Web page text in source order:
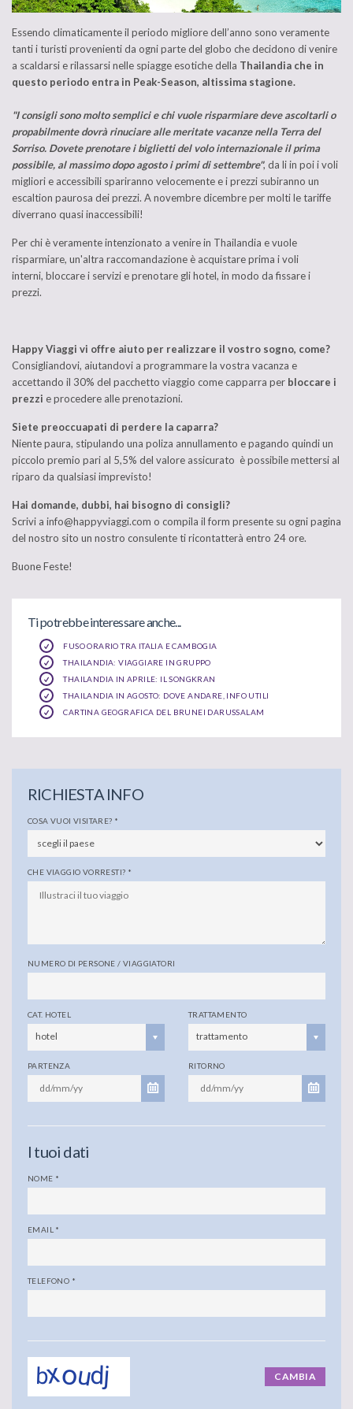
Essendo climaticamente il periodo migliore dell’anno sono veramente
tanti i turisti provenienti da ogni parte del globo che decidono di venire
a scaldarsi e rilassarsi nelle spiagge esotiche della Thailandia che in
questo periodo entra in Peak-Season, altissima stagione.
"I consigli sono molto semplici e chi vuole risparmiare deve ascoltarli o
propabilmente dovrà rinuciare alle meritate vacanze nella Terra del
Sorriso. Dovete prenotare i biglietti del volo internazionale il prima
possibile, al massimo dopo agosto i primi di settembre", da li in poi i voli
migliori e accessibili spariranno velocemente e i prezzi subiranno un
escaltion paurosa dei prezzi. A novembre dicembre per molti le tariffe
diverrano quasi inaccessibili!
Per chi è veramente intenzionato a venire in Thailandia e vuole
risparmiare, un'altra raccomandazione è acquistare prima i voli
interni, bloccare i servizi e prenotare gli hotel, in modo da fissare i
prezzi.
Happy Viaggi vi offre aiuto per realizzare il vostro sogno, come?
Consigliandovi, aiutandovi a programmare la vostra vacanza e
accettando il 30% del pacchetto viaggio come capparra per bloccare i
prezzi e procedere alle prenotazioni.
Siete preoccuapati di perdere la caparra?
Niente paura, stipulando una poliza annullamento e pagando quindi un
piccolo premio pari al 5,5% del valore assicurato è possibile mettersi al
riparo da qualsiasi imprevisto!
Hai domande, dubbi, hai bisogno di consigli?
Scrivi a info@happyviaggi.com o compila il form presente su ogni pagina
del nostro sito un nostro consulente ti ricontatterà entro 24 ore.
Buone Feste!
Ti potrebbe interessare anche...
FUSO ORARIO TRA ITALIA E CAMBOGIA
THAILANDIA: VIAGGIARE IN GRUPPO
THAILANDIA IN APRILE: IL SONGKRAN
THAILANDIA IN AGOSTO: DOVE ANDARE, INFO UTILI
CARTINA GEOGRAFICA DEL BRUNEI DARUSSALAM
RICHIESTA INFO
COSA VUOI VISITARE? *
CHE VIAGGIO VORRESTI? *
NUMERO DI PERSONE / VIAGGIATORI
CAT. HOTEL
hotel
TRATTAMENTO
trattamento
PARTENZA RITORNO
I tuoi dati
NOME *
EMAIL *
TELEFONO *
CAMBIA